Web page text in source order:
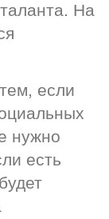
На
если
нужно
есть